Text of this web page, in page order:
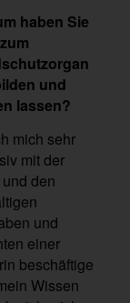
haben Sie
und
lassen?
mich sehr
mit der
den
und
einer
beschäftige
Wissen